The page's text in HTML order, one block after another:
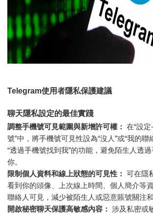
Telegram使用者隱私保護建議
聊天隱私設定的最佳實踐
調整手機號可見範圍與新增許可權： 在“設
號”中，將手機號可見性設為“沒人”或“我的聯
“透過手機號找到我”的功能，避免陌生人透
你。
限制個人資料和線上狀態的可見性： 可在隱
看到你的頭像、上次線上時間、個人簡介等
聯絡人可見，減少被陌生人或惡意賬號關注
開啟秘密聊天保護高敏感內容： 涉及私密或